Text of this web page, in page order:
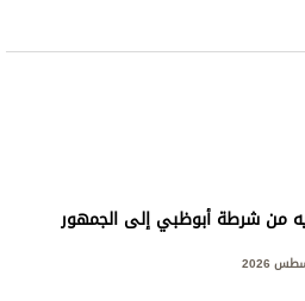
من شرطة أبوظبي إلى الجمهور